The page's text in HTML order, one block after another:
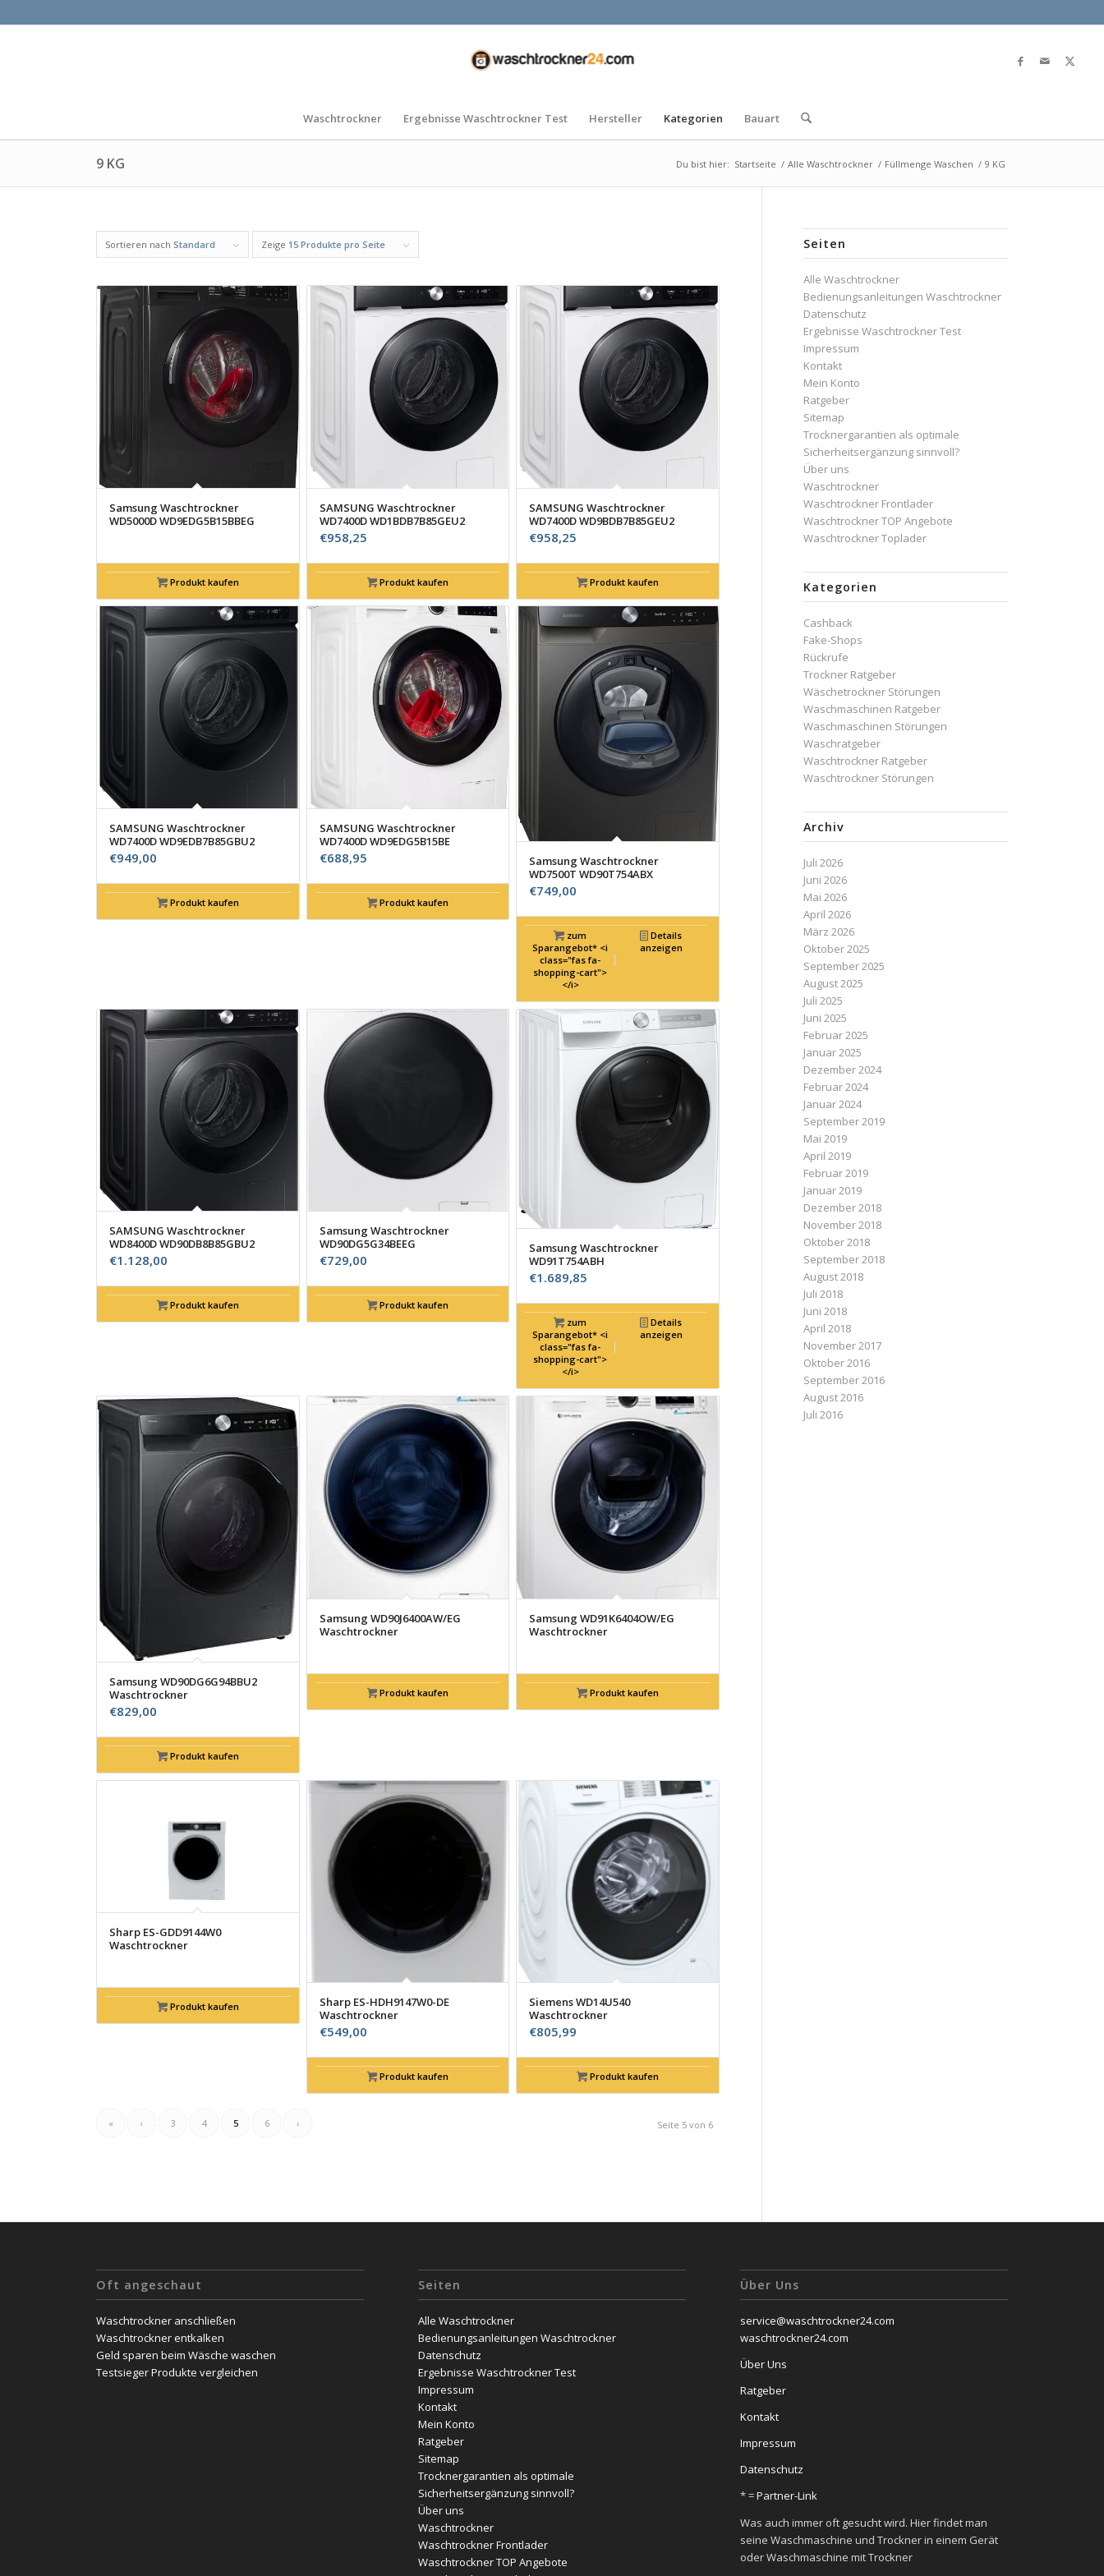
Waschtrockner Ergebnisse Waschtrockner Test Hersteller Kategorien Bauart
9 KG Du bist hier: Startseite / Alle Waschtrockner / Füllmenge Waschen / 9 KG
Sortieren nachStandard Zeige 15 Produkte pro Seite
Samsung Waschtrockner
WD5000D WD9EDG5B15BBEG
Produkt kaufen
SAMSUNG Waschtrockner
WD7400D WD1BDB7B85GEU2
€958,25
Produkt kaufen
SAMSUNG Waschtrockner
WD7400D WD9BDB7B85GEU2
€958,25
Produkt kaufen
SAMSUNG Waschtrockner
WD7400D WD9EDB7B85GBU2
€949,00
Produkt kaufen
SAMSUNG Waschtrockner
WD7400D WD9EDG5B15BE
€688,95
Produkt kaufen
Samsung Waschtrockner
WD7500T WD90T754ABX
€749,00
zum
Sparangebot* <i
class="fas fa-
shopping-cart">
</i>
Details
anzeigen
SAMSUNG Waschtrockner
WD8400D WD90DB8B85GBU2
€1.128,00
Produkt kaufen
Samsung Waschtrockner
WD90DG5G34BEEG
€729,00
Produkt kaufen
Samsung Waschtrockner
WD91T754ABH
€1.689,85
zum
Sparangebot* <i
class="fas fa-
shopping-cart">
</i>
Details
anzeigen
Samsung WD90DG6G94BBU2
Waschtrockner
€829,00
Produkt kaufen
Samsung WD90J6400AW/EG
Waschtrockner
Produkt kaufen
Samsung WD91K6404OW/EG
Waschtrockner
Produkt kaufen
Sharp ES-GDD9144W0
Waschtrockner
Produkt kaufen
Sharp ES-HDH9147W0-DE
Waschtrockner
€549,00
Produkt kaufen
Siemens WD14U540
Waschtrockner
€805,99
Produkt kaufen
Seite 5 von 6
« ‹ 3 4 5 6 ›
Seiten
Alle Waschtrockner
Bedienungsanleitungen Waschtrockner
Datenschutz
Ergebnisse Waschtrockner Test
Impressum
Kontakt
Mein Konto
Ratgeber
Sitemap
Trocknergarantien als optimale
Sicherheitsergänzung sinnvoll?
Über uns
Waschtrockner
Waschtrockner Frontlader
Waschtrockner TOP Angebote
Waschtrockner Toplader
Kategorien
Cashback
Fake-Shops
Rückrufe
Trockner Ratgeber
Wäschetrockner Störungen
Waschmaschinen Ratgeber
Waschmaschinen Störungen
Waschratgeber
Waschtrockner Ratgeber
Waschtrockner Störungen
Archiv
Juli 2026
Juni 2026
Mai 2026
April 2026
März 2026
Oktober 2025
September 2025
August 2025
Juli 2025
Juni 2025
Februar 2025
Januar 2025
Dezember 2024
Februar 2024
Januar 2024
September 2019
Mai 2019
April 2019
Februar 2019
Januar 2019
Dezember 2018
November 2018
Oktober 2018
September 2018
August 2018
Juli 2018
Juni 2018
April 2018
November 2017
Oktober 2016
September 2016
August 2016
Juli 2016
Oft angeschaut
Waschtrockner anschließen
Waschtrockner entkalken
Geld sparen beim Wäsche waschen
Testsieger Produkte vergleichen
Seiten
Alle Waschtrockner
Bedienungsanleitungen Waschtrockner
Datenschutz
Ergebnisse Waschtrockner Test
Impressum
Kontakt
Mein Konto
Ratgeber
Sitemap
Trocknergarantien als optimale
Sicherheitsergänzung sinnvoll?
Über uns
Waschtrockner
Waschtrockner Frontlader
Waschtrockner TOP Angebote
Über Uns
service@waschtrockner24.com
waschtrockner24.com
Über Uns
Ratgeber
Kontakt
Impressum
Datenschutz
* =Partner-Link
Was auch immer oft gesucht wird. Hier findet man
seine Waschmaschine und Trockner in einem Gerät
oder Waschmaschine mit Trockner